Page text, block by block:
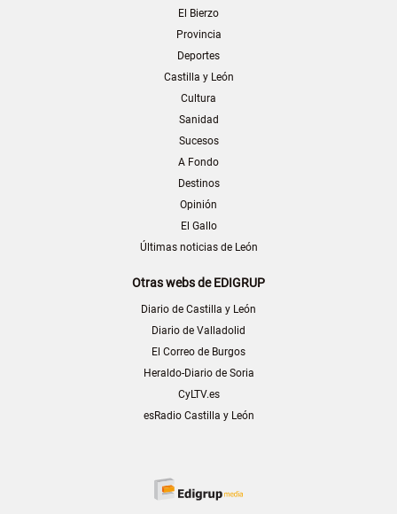
El Bierzo
Provincia
Deportes
Castilla y León
Cultura
Sanidad
Sucesos
A Fondo
Destinos
Opinión
El Gallo
Últimas noticias de León
Otras webs de EDIGRUP
Diario de Castilla y León
Diario de Valladolid
El Correo de Burgos
Heraldo-Diario de Soria
CyLTV.es
esRadio Castilla y León